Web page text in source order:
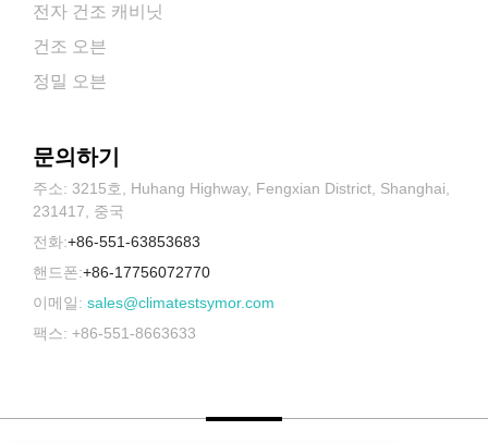
전자 건조 캐비닛
건조 오븐
정밀 오븐
문의하기
주소: 3215호, Huhang Highway, Fengxian District, Shanghai,
231417, 중국
전화:+86-551-63853683
핸드폰:+86-17756072770
이메일: sales@climatestsymor.com
팩스: +86-551-8663633